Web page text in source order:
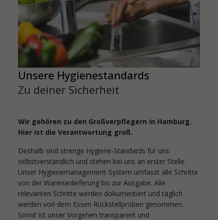
Unsere Hygienestandards
Zu deiner Sicherheit
Wir gehören zu den Großverpflegern in Hamburg.
Hier ist die Verantwortung groß.
Deshalb sind strenge Hygiene-Standards für uns
selbstverständlich und stehen bei uns an erster Stelle.
Unser Hygienemanagement-System umfasst alle Schritte
von der Warenanlieferung bis zur Ausgabe. Alle
relevanten Schritte werden dokumentiert und täglich
werden von dem Essen Rückstellproben genommen.
Somit ist unser Vorgehen transparent und